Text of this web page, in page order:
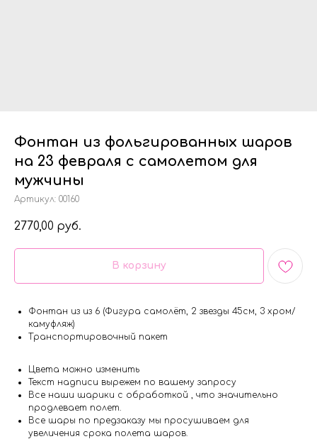
Фонтан из фольгированных шаров
на 23 февраля с самолетом для
мужчины
Артикул: 00160
2770,00 руб.
В корзину
Фонтан из из 6 (Фигура самолёт, 2 звезды 45см, 3 хром/
камуфляж)
Транспортировочный пакет
Цвета можно изменить
Текст надписи вырежем по вашему запросу
Все наши шарики с обработкой , что значительно
продлевает полет.
Все шары по предзаказу мы просушиваем для
увеличения срока полета шаров.